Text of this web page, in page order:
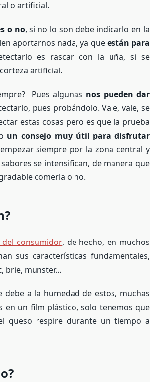
o artificial.
o no, si no lo son debe indicarlo en la
aportarnos nada, ya queestán para
es rascar con la uña, si se
artificial.
Pues algunas nos pueden dar
pues probándolo. Vale, vale, se
estas cosas pero es que la prueba
un consejo muy útil para disfrutar
siempre por la zona central y
se intensifican, de manera que
comerla o no.
consumidor, de hecho, en muchos
sus características fundamentales,
brie, munster…
a la humedad de estos, muchas
en un film plástico, solo tenemos que
queso respire durante un tiempo a